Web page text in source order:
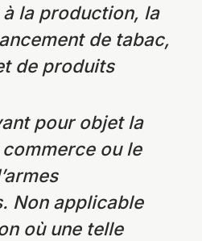
la production, la
de tabac,
de produits
pour objet la
ou le
Non applicable
où une telle